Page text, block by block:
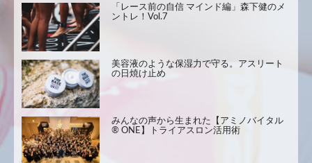
「レース前の自信 マインド編」森下健のメ
ントレ！Vol.7
美容液のような保湿力で守る。アスリート
の日焼け止め
みんなの声から生まれた【アミノバイタル
® ONE】トライアスロン活用術